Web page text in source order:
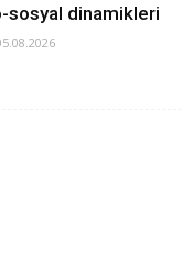
sosyal dinamikleri